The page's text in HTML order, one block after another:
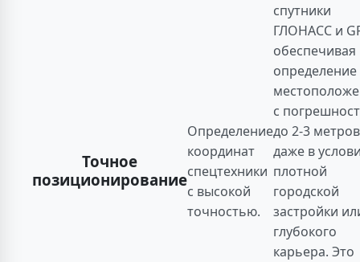
Точное
позиционирование
Определение
координат
спецтехники
с высокой
точностью.
спутники
ГЛОНАСС и
обеспечивая
определение
с
до 2-3 метров
даже в
плотной
городской
застройки
глубокого
карьера. Это